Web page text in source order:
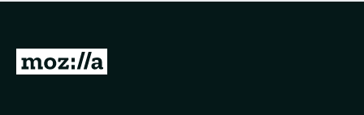
有
前